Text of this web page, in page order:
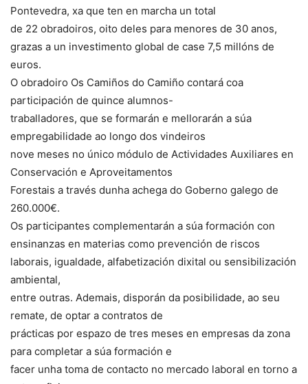
Pontevedra, xa que ten en marcha un total
de 22 obradoiros, oito deles para menores de 30 anos,
grazas a un investimento global de case 7,5 millóns de
euros.
O obradoiro Os Camiños do Camiño contará coa
participación de quince alumnos-
traballadores, que se formarán e mellorarán a súa
empregabilidade ao longo dos vindeiros
nove meses no único módulo de Actividades Auxiliares en
Conservación e Aproveitamentos
Forestais a través dunha achega do Goberno galego de
260.000€.
Os participantes complementarán a súa formación con
ensinanzas en materias como prevención de riscos
laborais, igualdade, alfabetización dixital ou sensibilización
ambiental,
entre outras. Ademais, disporán da posibilidade, ao seu
remate, de optar a contratos de
prácticas por espazo de tres meses en empresas da zona
para completar a súa formación e
facer unha toma de contacto no mercado laboral en torno a